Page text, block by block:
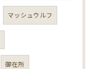
マッシュウルフ
御在所